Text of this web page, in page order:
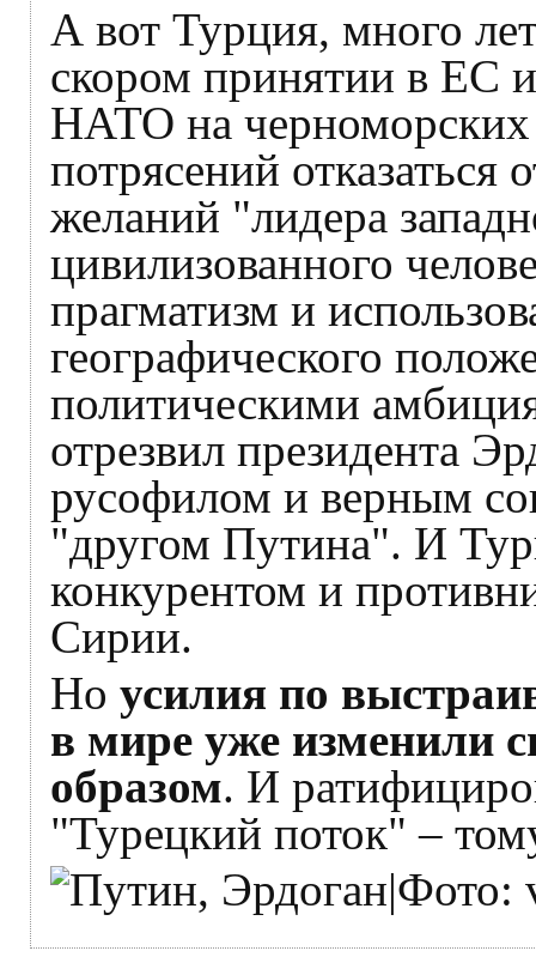
А вот Турция, много
скором принятии в ЕС
НАТО на черноморских
потрясений отказаться
желаний "лидера
цивилизованного
прагматизм и
географического
политическими
отрезвил президента
русофилом и верным
"другом Путина". И
конкурентом и
Сирии.
Но усилия по
в мире уже изменили
образом. И
"Турецкий поток" –